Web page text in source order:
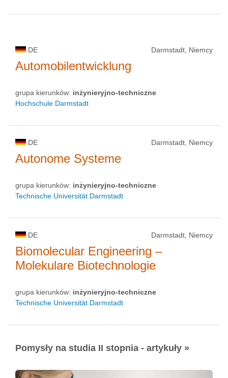
DE Darmstadt, Niemcy
Automobilentwicklung
grupa kierunków: inżynieryjno-techniczne
Hochschule Darmstadt
DE Darmstadt, Niemcy
Autonome Systeme
grupa kierunków: inżynieryjno-techniczne
Technische Universität Darmstadt
DE Darmstadt, Niemcy
Biomolecular Engineering –
Molekulare Biotechnologie
grupa kierunków: inżynieryjno-techniczne
Technische Universität Darmstadt
Pomysły na studia II stopnia - artykuły »